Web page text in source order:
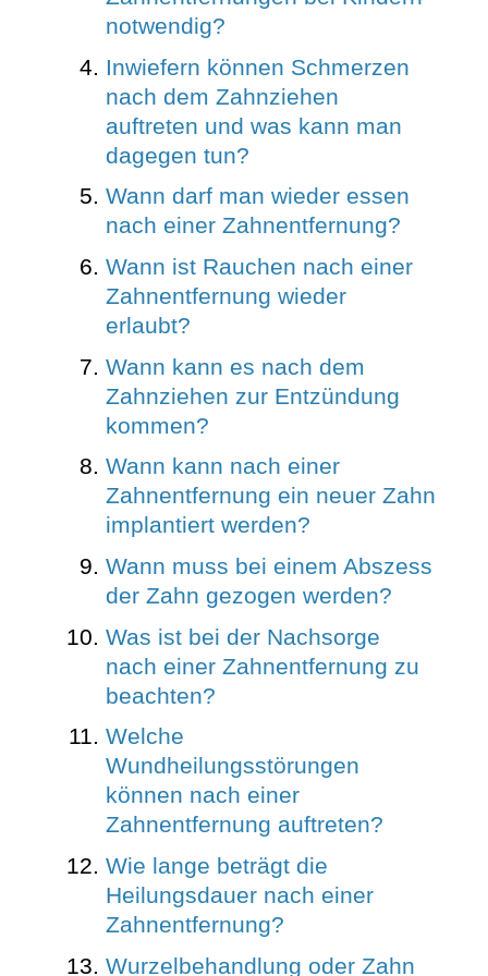
notwendig?
Inwiefern können Schmerzen
nach dem Zahnziehen
auftreten und was kann man
dagegen tun?
Wann darf man wieder essen
nach einer Zahnentfernung?
Wann ist Rauchen nach einer
Zahnentfernung wieder
erlaubt?
Wann kann es nach dem
Zahnziehen zur Entzündung
kommen?
Wann kann nach einer
Zahnentfernung ein neuer Zahn
implantiert werden?
Wann muss bei einem Abszess
der Zahn gezogen werden?
Was ist bei der Nachsorge
nach einer Zahnentfernung zu
beachten?
Welche
Wundheilungsstörungen
können nach einer
Zahnentfernung auftreten?
Wie lange beträgt die
Heilungsdauer nach einer
Zahnentfernung?
Wurzelbehandlung oder Zahn